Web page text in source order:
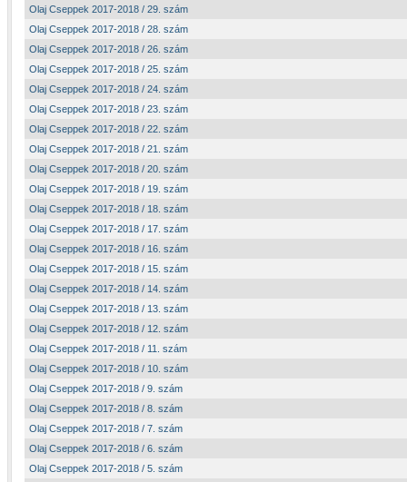
Olaj Cseppek 2017-2018 / 29. szám
Olaj Cseppek 2017-2018 / 28. szám
Olaj Cseppek 2017-2018 / 26. szám
Olaj Cseppek 2017-2018 / 25. szám
Olaj Cseppek 2017-2018 / 24. szám
Olaj Cseppek 2017-2018 / 23. szám
Olaj Cseppek 2017-2018 / 22. szám
Olaj Cseppek 2017-2018 / 21. szám
Olaj Cseppek 2017-2018 / 20. szám
Olaj Cseppek 2017-2018 / 19. szám
Olaj Cseppek 2017-2018 / 18. szám
Olaj Cseppek 2017-2018 / 17. szám
Olaj Cseppek 2017-2018 / 16. szám
Olaj Cseppek 2017-2018 / 15. szám
Olaj Cseppek 2017-2018 / 14. szám
Olaj Cseppek 2017-2018 / 13. szám
Olaj Cseppek 2017-2018 / 12. szám
Olaj Cseppek 2017-2018 / 11. szám
Olaj Cseppek 2017-2018 / 10. szám
Olaj Cseppek 2017-2018 / 9. szám
Olaj Cseppek 2017-2018 / 8. szám
Olaj Cseppek 2017-2018 / 7. szám
Olaj Cseppek 2017-2018 / 6. szám
Olaj Cseppek 2017-2018 / 5. szám